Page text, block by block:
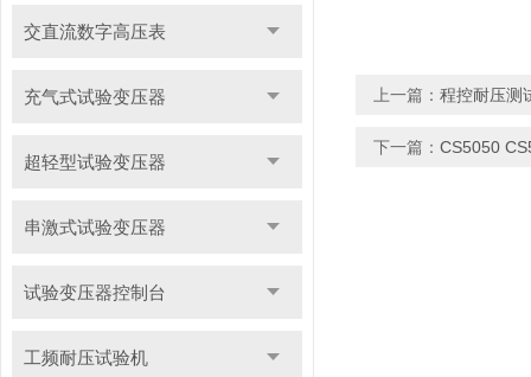
交直流数字高压表
充气式试验变压器
超轻型试验变压器
串激式试验变压器
试验变压器控制台
工频耐压试验机
上一篇： 程控耐压测
下一篇： CS5050